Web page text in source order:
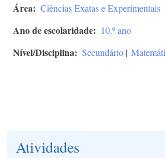
Área Ciências Exatas e Experimentais
Ano de escolaridade 10.º ano
Nível/Disciplina Secundário |
Atividades